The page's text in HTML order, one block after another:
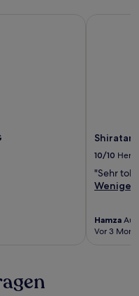
10/10
"Sehr
Weniger
Hamza
Vor 3